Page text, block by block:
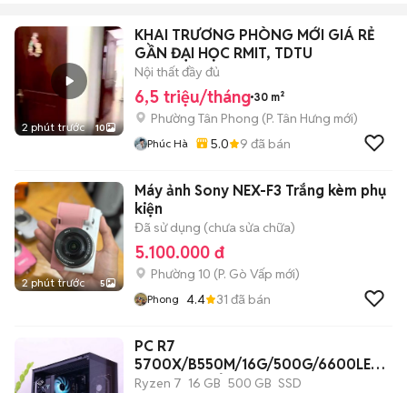
2 phút trước 10
KHAI TRƯƠNG PHÒNG MỚI GIÁ RẺ
GẦN ĐẠI HỌC RMIT, TDTU
Nội thất đầy đủ
6,5 triệu/tháng 30 m²
Phường Tân Phong (P. Tân Hưng mới)
Phúc Hà 5.0 9 đã bán
2 phút trước 5
Máy ảnh Sony NEX-F3 Trắng kèm phụ
kiện
Đã sử dụng (chưa sửa chữa)
5.100.000 đ
Phường 10 (P. Gò Vấp mới)
Phong 4.4 31 đã bán
PC R7
5700X/B550M/16G/500G/6600LE
8G/650W/TẢN/CASE
Ryzen 7 16 GB 500 GB SSD